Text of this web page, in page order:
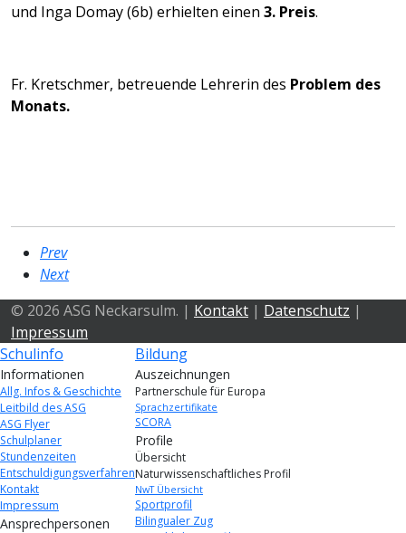
und Inga Domay (6b) erhielten einen 3. Preis.
Fr. Kretschmer, betreuende Lehrerin des Problem des
Monats.
Prev
Next
© 2026 ASG Neckarsulm. | Kontakt | Datenschutz |
Impressum
Schulinfo
Informationen
Allg. Infos & Geschichte
Leitbild des ASG
ASG Flyer
Schulplaner
Stundenzeiten
Entschuldigungsverfahren
Kontakt
Impressum
Ansprechpersonen
Bildung
Auszeichnungen
Partnerschule für Europa
Sprachzertifikate
SCORA
Profile
Übersicht
Naturwissenschaftliches Profil
NwT Übersicht
Sportprofil
Bilingualer Zug